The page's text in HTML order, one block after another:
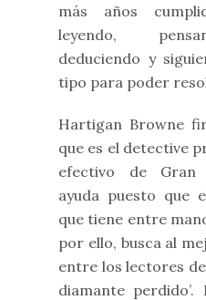
más años
leyendo,
deduciendo y
tipo para poder
Hartigan Browne
que es el detective
efectivo de Gran
ayuda puesto que
que tiene entre
por ello, busca al
entre los lectores de
diamante